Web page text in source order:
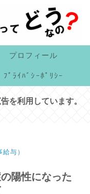
プロフィール
ﾌﾟﾗｲﾊﾞｼｰﾎﾟﾘｼｰ
を利用しています。
与）
陽性になった